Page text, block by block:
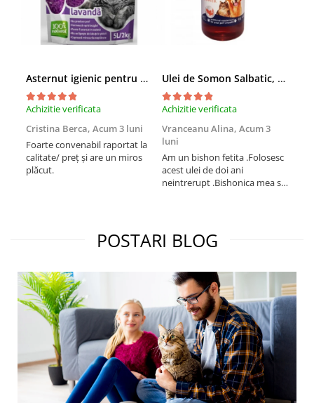
Asternut igienic pentru pisici Tofu Lavanda, Mon Petit 5 l
Achizitie verificata
Cristina Berca, Acum 3 luni
Foarte convenabil raportat la
calitate/ preț și are un miros
plăcut.
Ulei de Somon Salbatic, câini și pisici, piele si blană, BEST4PETS, 1l
Achizitie verificata
Vranceanu Alina, Acum 3
luni
Am un bishon fetita .Folosesc
acest ulei de doi ani
neintrerupt .Bishonica mea se
treia comanda recomand cu
mult drag !
POSTARI BLOG